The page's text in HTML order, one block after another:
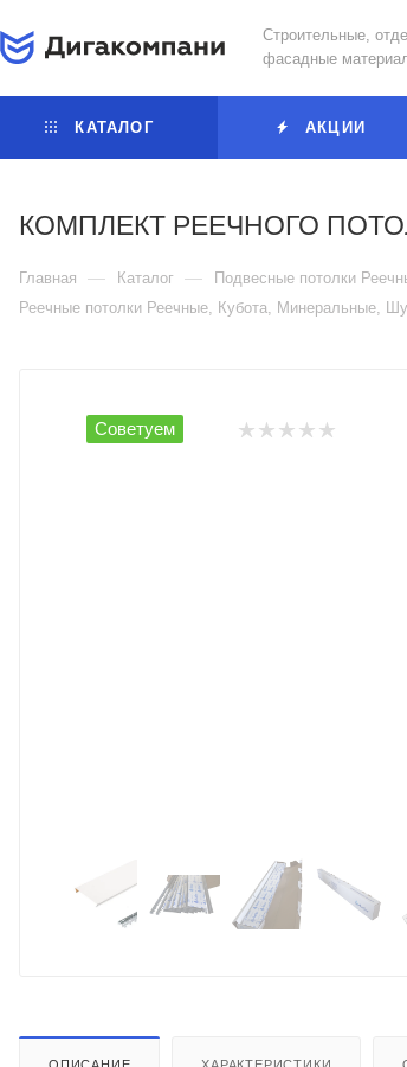
Строительные,
фасадные
КАТАЛОГ АКЦИИ
КОМПЛЕКТ РЕЕЧНОГО
Главная — Каталог — Подвесные потолки
Реечные потолки Реечные, Кубота, Минеральные,
Советуем